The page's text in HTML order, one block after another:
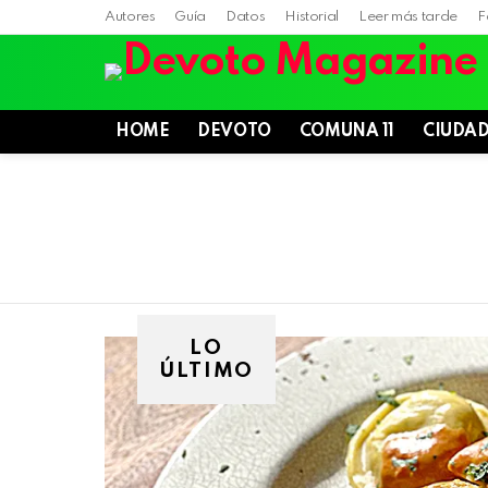
Autores Guía Datos Historial Leer más tarde
HOME DEVOTO COMUNA 11 CIUDAD
LO
ÚLTIMO
Villa
Devoto,